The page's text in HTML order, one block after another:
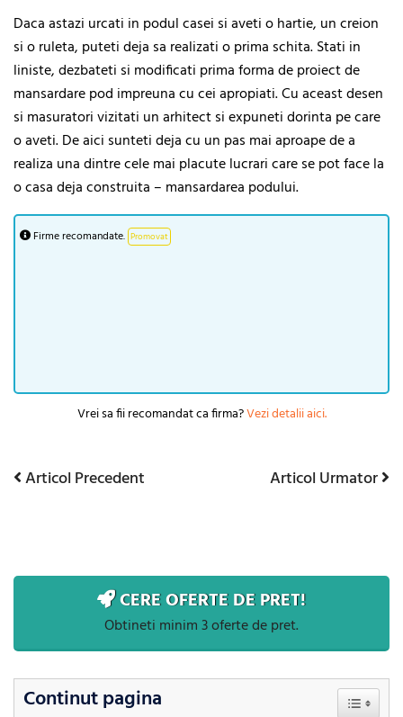
Daca astazi urcati in podul casei si aveti o hartie, un creion
si o ruleta, puteti deja sa realizati o prima schita. Stati in
liniste, dezbateti si modificati prima forma de proiect de
mansardare pod impreuna cu cei apropiati. Cu aceast desen
si masuratori vizitati un arhitect si expuneti dorinta pe care
o aveti. De aici sunteti deja cu un pas mai aproape de a
realiza una dintre cele mai placute lucrari care se pot face la
o casa deja construita – mansardarea podului.
Firme recomandate. Promovat
Vrei sa fii recomandat ca firma?Vezi detalii aici.
Navigare
articole
Articol
Articol Precedent
Articol
Articol Urmator
CERE OFERTE DE PRET!
Obtineti minim 3 oferte de pret.
Continut pagina Toggle